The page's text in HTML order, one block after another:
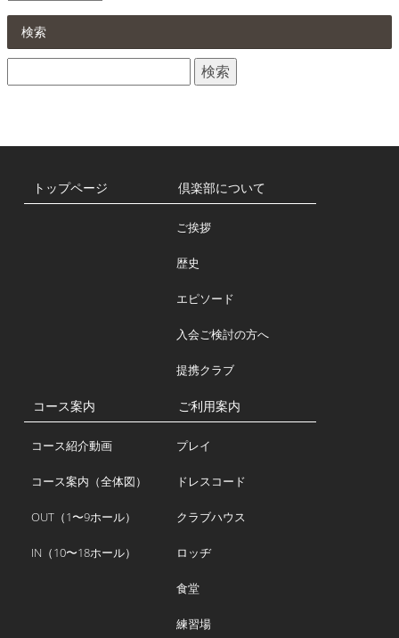
せ
検索
索:
トップページ 倶楽部について
ご挨拶
歴史
エピソード
入会ご検討の方へ
提携クラブ
コース案内
コース紹介動画
コース案内（全体図）
OUT（1〜9ホール）
IN（10〜18ホール）
ご利用案内
プレイ
ドレスコード
クラブハウス
ロッヂ
食堂
練習場